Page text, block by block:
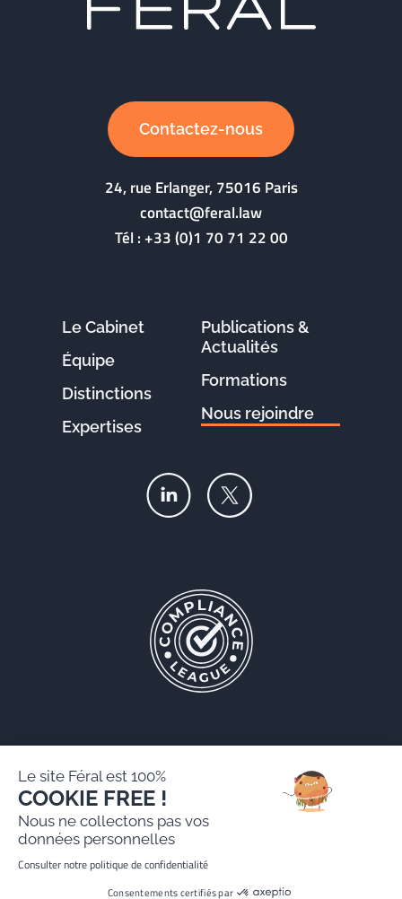
Contactez-nous
24, rue Erlanger, 75016 Paris
contact@feral.law
Tél :+33 (0)1 70 71 22 00
Le Cabinet
Équipe
Distinctions
Expertises
Publications &
Actualités
Formations
Nous rejoindre
Mentions légales
Politique de protection des données personnelles
Site réalisé par Paradygm
Le site Féral est 100%
COOKIE FREE !
Nous ne collectons pas vos
données personnelles
Consulter notre politique de confidentialité
Consentements certifiés par